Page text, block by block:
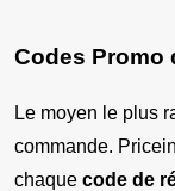
Codes Promo
Le moyen le plus
commande.
chaque code de